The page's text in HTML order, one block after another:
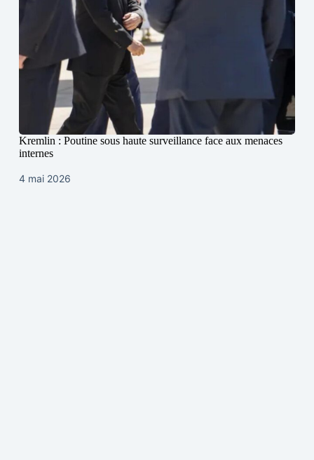
Kremlin : Poutine sous haute surveillance face aux menaces
internes
4 mai 2026